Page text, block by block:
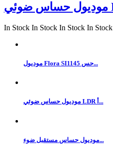
In Stock In Stock In Stock In Stock
موديول Flora SI1145 حس...
موديول حساس ضوئي LDR أ...
موديول حساس مستقبل ضوء...